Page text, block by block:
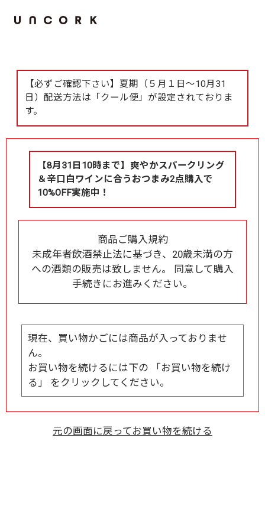
【必ずご確認下さい】夏期（５月１日～10月31
日）配送方法は「クール便」が設定されておりま
す。
【8月31日10時まで】爽やかスパークリング
＆辛口白ワインに合うおつまみ2点購入で
10%OFF実施中！
商品ご購入規約
未成年者飲酒禁止法に基づき、20歳未満の方
への酒類の販売は致しません。 同意して購入
手続きにお進みください。
現在、買い物かごには商品が入っておりませ
ん。
お買い物を続けるには下の 「お買い物を続け
る」 をクリックしてください。
元の画面に戻ってお買い物を続ける